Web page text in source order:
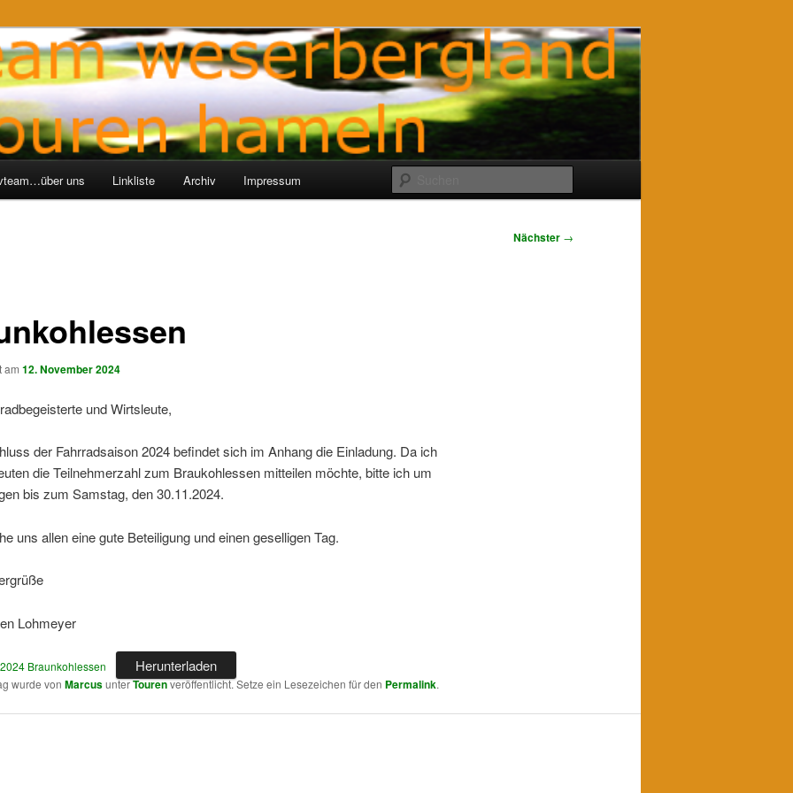
Hameln
uns Linkliste Archiv Impressum
Nächster →
am 12. November 2024
und Wirtsleute,
der Fahrradsaison 2024 befindet sich im Anhang die Einladung. Da ich
die Teilnehmerzahl zum Braukohlessen mitteilen möchte, bitte ich um
bis zum Samstag, den 30.11.2024.
uns allen eine gute Beteiligung und einen geselligen Tag.
Lohmeyer
Braunkohlessen Herunterladen
wurde von MarcusunterTourenveröffentlicht. Setze ein Lesezeichen für den Permalink.